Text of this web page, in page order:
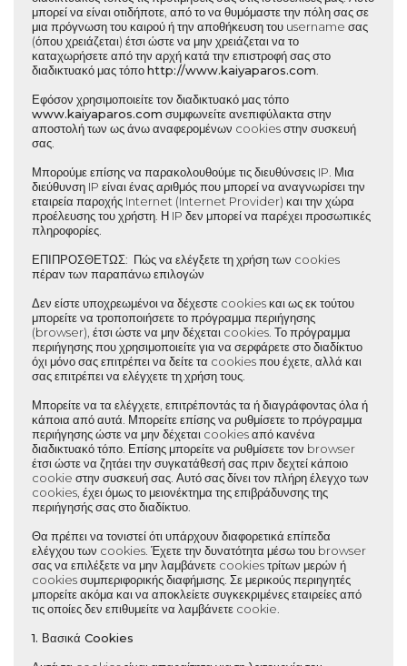
μπορεί να είναι οτιδήποτε, από το να θυμόμαστε την πόλη σας σε
μια πρόγνωση του καιρού ή την αποθήκευση του username σας
(όπου χρειάζεται) έτσι ώστε να μην χρειάζεται να το
καταχωρήσετε από την αρχή κατά την επιστροφή σας στο
διαδικτυακό μας τόποhttp://www.kaiyaparos.com
Εφόσον χρησιμοποιείτε τον διαδικτυακό μας τόπο
www.kaiyaparos.com συμφωνείτε ανεπιφύλακτα στην
αποστολή των ως άνω αναφερομένων cookies στην συσκευή
σας.
Μπορούμε επίσης να παρακολουθούμε τις διευθύνσεις IP. Μια
διεύθυνση IP είναι ένας αριθμός που μπορεί να αναγνωρίσει την
εταιρεία παροχής Internet (Internet Provider) και την χώρα
προέλευσης του χρήστη. Η IP δεν μπορεί να παρέχει προσωπικές
πληροφορίες.
ΕΠΙΠΡΟΣΘΕΤΩΣ: Πώς να ελέγξετε τη χρήση των cookies
πέραν των παραπάνω επιλογών
Δεν είστε υποχρεωμένοι να δέχεστε cookies και ως εκ τούτου
μπορείτε να τροποποιήσετε το πρόγραμμα περιήγησης
(browser), έτσι ώστε να μην δέχεται cookies. Το πρόγραμμα
περιήγησης που χρησιμοποιείτε για να σερφάρετε στο διαδίκτυο
όχι μόνο σας επιτρέπει να δείτε τα cookies που έχετε, αλλά και
σας επιτρέπει να ελέγχετε τη χρήση τους.
Μπορείτε να τα ελέγχετε, επιτρέποντάς τα ή διαγράφοντας όλα ή
κάποια από αυτά. Μπορείτε επίσης να ρυθμίσετε το πρόγραμμα
περιήγησης ώστε να μην δέχεται cookies από κανένα
διαδικτυακό τόπο. Επίσης μπορείτε να ρυθμίσετε τον browser
έτσι ώστε να ζητάει την συγκατάθεσή σας πριν δεχτεί κάποιο
cookie στην συσκευή σας. Αυτό σας δίνει τον πλήρη έλεγχο των
cookies, έχει όμως το μειονέκτημα της επιβράδυνσης της
περιήγησής σας στο διαδίκτυο.
Θα πρέπει να τονιστεί ότι υπάρχουν διαφορετικά επίπεδα
ελέγχου των cookies. Έχετε την δυνατότητα μέσω του browser
σας να επιλέξετε να μην λαμβάνετε cookies τρίτων μερών ή
cookies συμπεριφορικής διαφήμισης. Σε μερικούς περιηγητές
μπορείτε ακόμα και να αποκλείετε συγκεκριμένες εταιρείες από
τις οποίες δεν επιθυμείτε να λαμβάνετε cookie.
1. Βασικά Cookies